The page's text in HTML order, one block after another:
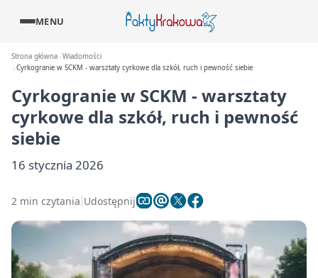
MENU
Strona główna Wiadomości
Cyrkogranie w SCKM - warsztaty cyrkowe dla szkół, ruch i pewność siebie
Cyrkogranie w SCKM - warsztaty
cyrkowe dla szkół, ruch i pewność
siebie
16 stycznia 2026
2 min czytania Udostępnij